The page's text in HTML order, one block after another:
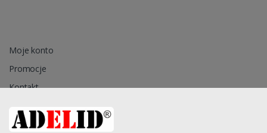
Moje konto
Promocje
Kontakt